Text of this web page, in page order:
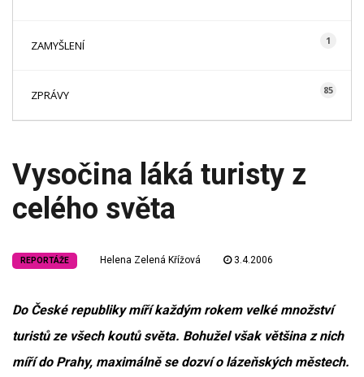
ZAMYŠLENÍ 1
ZPRÁVY 85
Vysočina láká turisty z
celého světa
REPORTÁŽE Helena Zelená Křížová 3.4.2006
Do České republiky míří každým rokem velké množství
turistů ze všech koutů světa. Bohužel však většina z nich
míří do Prahy, maximálně se dozví o lázeňských městech.